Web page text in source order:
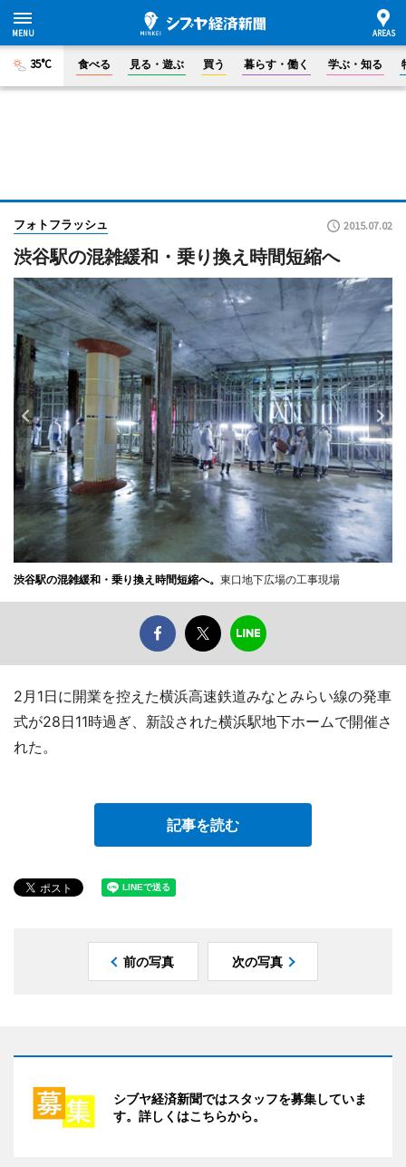
35°C 食べる 見る・遊ぶ 買う 暮らす・働く 学ぶ・知る
フォトフラッシュ 2015.07.02
渋谷駅の混雑緩和・乗り換え時間短縮へ
渋谷駅の混雑緩和・乗り換え時間短縮へ。 東口地下広場の工事現場
2月1日に開業を控えた横浜高速鉄道みなとみらい線の発車
式が28日11時過ぎ、新設された横浜駅地下ホームで開催さ
れた。
記事を読む
前の写真 次の写真
シブヤ経済新聞ではスタッフを募集していま
す。詳しくはこちらから。